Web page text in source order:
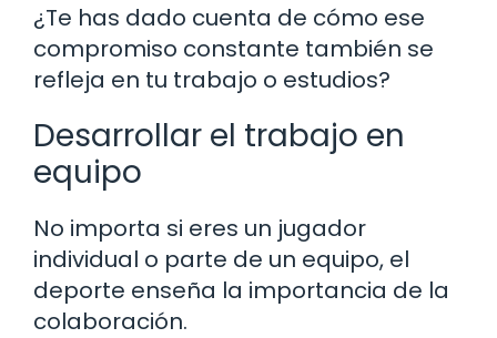
¿Te has dado cuenta de cómo ese
compromiso constante también se
refleja en tu trabajo o estudios?
Desarrollar el trabajo en
equipo
No importa si eres un jugador
individual o parte de un equipo, el
deporte enseña la importancia de la
colaboración.